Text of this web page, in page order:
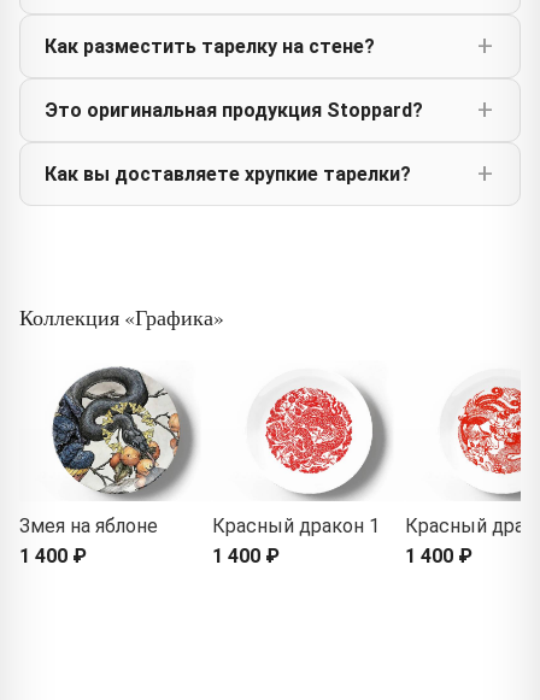
Как разместить тарелку на стене?
Это оригинальная продукция Stoppard?
Как вы доставляете хрупкие тарелки?
Коллекция «Графика»
Змея на яблоне
1 400 ₽
Красный дракон 1
1 400 ₽
Красный
1 400 ₽